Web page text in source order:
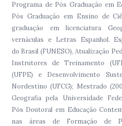
Programa de Pós Graduação em
Pós Graduação em Ensino de
graduação em licenciatura
vernáculas e Letras Espanhol.
do Brasil (FUNESO), Atualização
Instrutores de Treinamento
(UFPE) e Desenvolvimento
Nordestino (UFCG); Mestrado
Geografia pela Universidade
Pós Doutoral em Educação
nas áreas de Formação de